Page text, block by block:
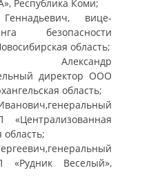
Республика Коми;
вице-
безопасности
область;
директор ООО
область;
область;
Веселый»,